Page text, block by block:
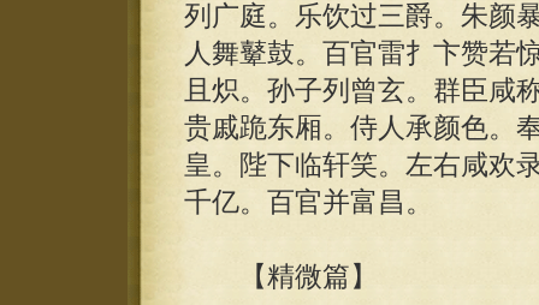
列广庭。乐饮过三爵。朱颜
人舞鼙鼓。百官雷扌卞赞若
且炽。孙子列曾玄。群臣咸
贵戚跪东厢。侍人承颜色。
皇。陛下临轩笑。左右咸欢
千亿。百官并富昌。
【精微篇】